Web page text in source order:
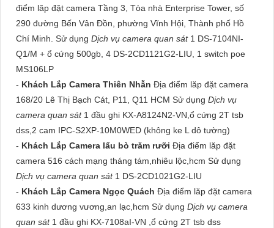
điểm lăp đặt camera Tầng 3, Tòa nhà Enterprise Tower, số
290 đường Bến Vân Đồn, phường Vĩnh Hội, Thành phố Hồ
Chí Minh. Sử dụng Dịch vụ camera quan sát 1 DS-7104NI-
Q1/M + ổ cứng 500gb, 4 DS-2CD1121G2-LIU, 1 switch poe
MS106LP
- Khách Lắp Camera Thiên Nhẫn Địa điểm lăp đặt camera
168/20 Lê Thị Bạch Cát, P11, Q11 HCM Sử dụng Dịch vụ
camera quan sát 1 đầu ghi KX-A8124N2-VN,ổ cứng 2T tsb
dss,2 cam IPC-S2XP-10M0WED (không ke L dô tường)
- Khách Lắp Camera lẩu bò trăm rưỡi Địa điểm lăp đặt
camera 516 cách mạng tháng tám,nhiêu lộc,hcm Sử dụng
Dịch vụ camera quan sát 1 DS-2CD1021G2-LIU
- Khách Lắp Camera Ngọc Quách Địa điểm lăp đặt camera
633 kinh dương vương,an lạc,hcm Sử dụng Dịch vụ camera
quan sát 1 đầu ghi KX-7108aI-VN ,ổ cứng 2T tsb dss